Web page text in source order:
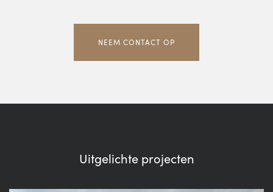
NEEM CONTACT OP
Uitgelichte projecten